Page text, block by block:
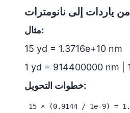
ياردات إلى نانومترات
مثال:
15 yd = 1.3716e+10 nm
1 yd = 914400000 nm |
خطوات التحويل:
15 × (0.9144 / 1e-9) =